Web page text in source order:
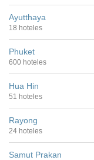
Ayutthaya
18 hoteles
Phuket
600 hoteles
Hua Hin
51 hoteles
Rayong
24 hoteles
Samut Prakan